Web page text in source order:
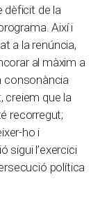
dèficit de la
Així i
a la renúncia,
al màxim a
consonància
creiem que la
recorregut;
ho i
sigui l’exercici
política